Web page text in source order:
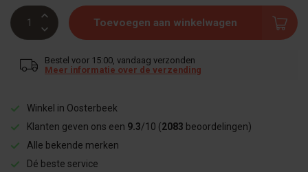
Toevoegen aan winkelwagen
Bestel voor 15:00, vandaag verzonden
Meer informatie over de verzending
Winkel in Oosterbeek
Klanten geven ons een 9.3/10 (2083 beoordelingen)
Alle bekende merken
Dé beste service